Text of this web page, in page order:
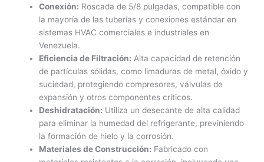
Conexión: Roscada de 5/8 pulgadas, compatible con
la mayoría de las tuberías y conexiones estándar en
sistemas HVAC comerciales e industriales en
Venezuela.
Eficiencia de Filtración: Alta capacidad de retención
de partículas sólidas, como limaduras de metal, óxido y
suciedad, protegiendo compresores, válvulas de
expansión y otros componentes críticos.
Deshidratación: Utiliza un desecante de alta calidad
para eliminar la humedad del refrigerante, previniendo
la formación de hielo y la corrosión.
Materiales de Construcción: Fabricado con